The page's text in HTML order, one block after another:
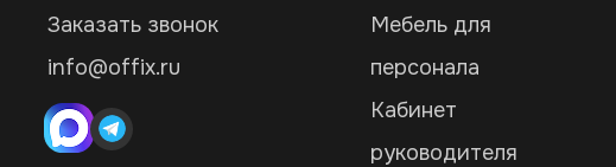
Заказать звонок
info@offix.ru
Мебель для
персонала
Кабинет
руководителя